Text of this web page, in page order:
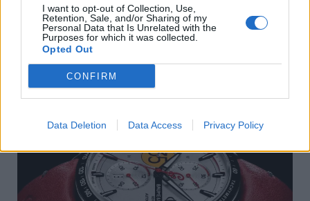
I want to opt-out of Collection, Use,
Retention, Sale, and/or Sharing of my
Personal Data that Is Unrelated with the
Purposes for which it was collected.
Opted Out
CONFIRM
Data Deletion Data Access Privacy Policy
18/07/2018
Το θρυλικό όνομα για τις πολυτελείς λιμουζίνες του Crewe,
αποτίει φόρο τιμής στον ιδρυτή της…